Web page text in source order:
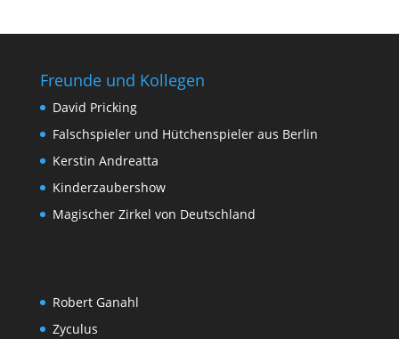
Freunde und Kollegen
David Pricking
Falschspieler und Hütchenspieler aus Berlin
Kerstin Andreatta
Kinderzaubershow
Magischer Zirkel von Deutschland
Robert Ganahl
Zyculus